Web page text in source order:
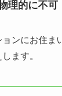
理的に不可
ンにお住ま
ます。